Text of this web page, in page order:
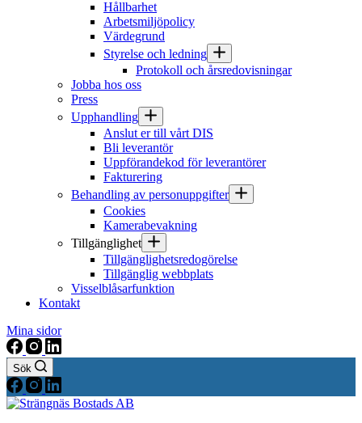
Hållbarhet
Arbetsmiljöpolicy
Värdegrund
Styrelse och ledning
Protokoll och årsredovisningar
Jobba hos oss
Press
Upphandling
Anslut er till vårt DIS
Bli leverantör
Uppförandekod för leverantörer
Fakturering
Behandling av personuppgifter
Cookies
Kamerabevakning
Tillgänglighet
Tillgänglighetsredogörelse
Tillgänglig webbplats
Visselblåsarfunktion
Kontakt
Mina sidor
Sök